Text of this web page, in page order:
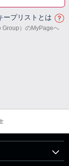
ープリストとは
Group）のMyPageへ